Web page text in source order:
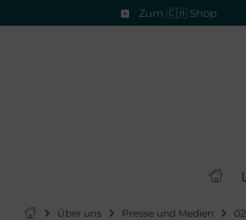
Zum 🇨🇭 Shop
Über uns Presse und Medien